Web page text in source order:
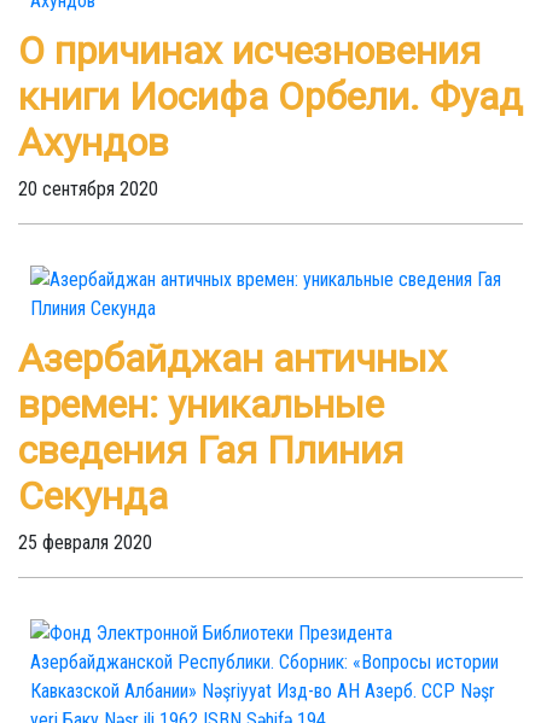
О причинах исчезновения
книги Иосифа Орбели. Фуад
Ахундов
20 сентября 2020
Азербайджан античных
времен: уникальные
сведения Гая Плиния
Секунда
25 февраля 2020